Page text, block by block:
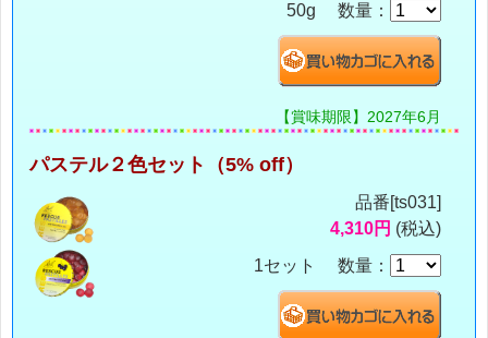
50g 数量：
【賞味期限】2027年6月
パステル２色セット（5% off）
品番[ts031]
4,310円 (税込)
1セット 数量：